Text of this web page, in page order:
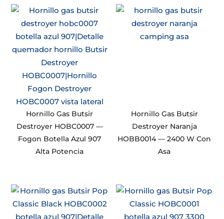
Hornillo Gas Butsir
Destroyer HOBC0007 —
Fogon Botella Azul 907
Alta Potencia
Hornillo Gas Butsir
Destroyer Naranja
HOBB0014 — 2400 W Con
Asa